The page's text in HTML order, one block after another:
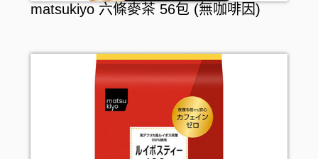
matsukiyo 六條麥茶 56包 (無咖啡因)